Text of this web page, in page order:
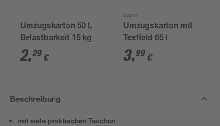
Umzugskarton 50 l,
Belastbarkeit 15 kg
2,29 €
toom
Umzugskarton mit
Textfeld 65 l
3,99 €
Beschreibung
mit viele praktischen Taschen